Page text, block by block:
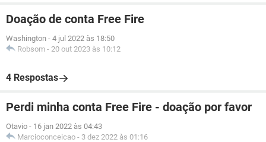
Doação de conta Free Fire
Washington - 4 jul 2022 às 18:50
Robsom - 20 out 2023 às 10:12
4 Respostas
Perdi minha conta Free Fire - doação por favor
Otavio - 16 jan 2022 às 04:43
Marcioconceicao - 3 dez 2022 às 01:16